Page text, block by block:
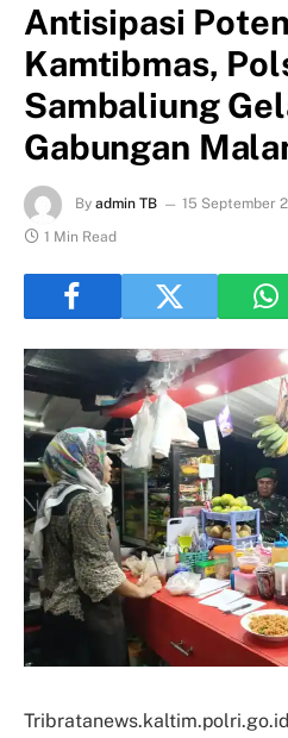
Antisipasi
Kamtibmas,
Sambaliung
Gabungan
By admin TB 15 September
1 Min Read